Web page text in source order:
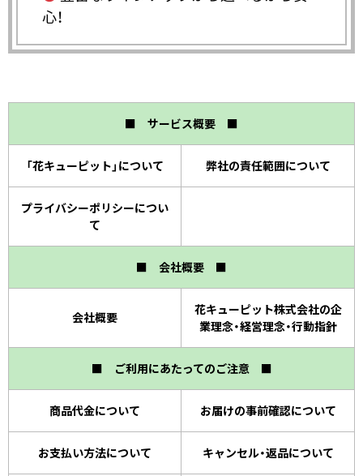
心！
■ サービス概要 ■
「花キューピット」について 弊社の責任範囲について
プライバシーポリシーについ
て
■ 会社概要 ■
会社概要
花キューピット株式会社の企
業理念・経営理念・行動指針
■ ご利用にあたってのご注意 ■
商品代金について お届けの事前確認について
お支払い方法について キャンセル・返品について